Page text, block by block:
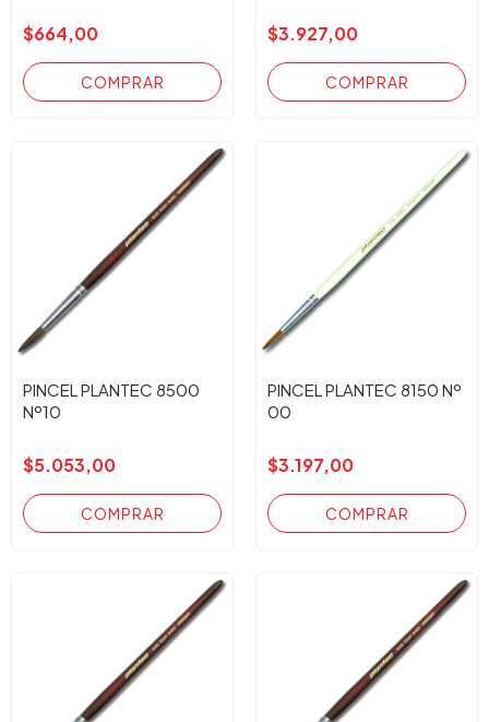
$664,00 $3.927,00
PINCEL PLANTEC 8500
Nº10
$5.053,00
PINCEL PLANTEC 8150 Nº
00
$3.197,00